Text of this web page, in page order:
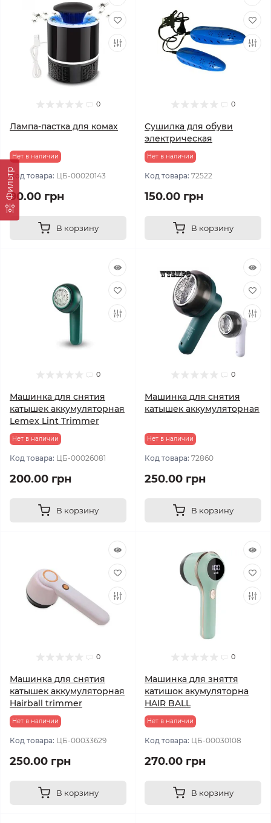
Фильтр
0
Лампа-пастка для комах
Нет в наличии
Код товара: ЦБ-00020143
90.00 грн
В корзину
0
Сушилка для обуви
электрическая
Нет в наличии
Код товара: 72522
150.00 грн
В корзину
0
Машинка для снятия
катышек аккумуляторная
Lemex Lint Trimmer
Нет в наличии
Код товара: ЦБ-00026081
200.00 грн
В корзину
0
Машинка для снятия
катышек аккумуляторная
Нет в наличии
Код товара: 72860
250.00 грн
В корзину
0
Машинка для снятия
катышек аккумуляторная
Hairball trimmer
Нет в наличии
Код товара: ЦБ-00033629
250.00 грн
В корзину
0
Машинка для зняття
катишок акумуляторна
HAIR BALL
Нет в наличии
Код товара: ЦБ-00030108
270.00 грн
В корзину